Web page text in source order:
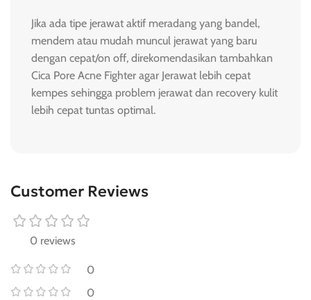
Jika ada tipe jerawat aktif meradang yang bandel,
mendem atau mudah muncul jerawat yang baru
dengan cepat/on off, direkomendasikan tambahkan
Cica Pore Acne Fighter agar Jerawat lebih cepat
kempes sehingga problem jerawat dan recovery kulit
lebih cepat tuntas optimal.
Customer Reviews
0 reviews
0
0